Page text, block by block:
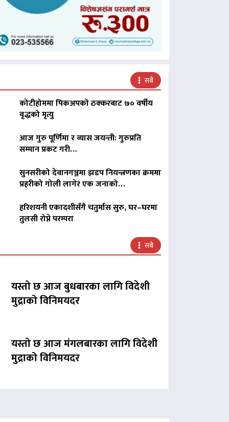
सबै
कोटीहोममा पिकअपको ठक्करबाट ७० वर्षीय
वृद्धको मृत्यु
आज गुरु पूर्णिमा र व्यास जयन्ती: गुरुप्रति
सम्मान प्रकट गरी…
सुनसरीको देवानगञ्जमा झडप नियन्त्रणका क्रममा
प्रहरीको गोली लागेर एक जनाको…
हरिशयनी एकादशीसँगै चतुर्मास सुरु, घर–घरमा
तुलसी रोप्ने परम्परा
सबै
यस्तो छ आज बुधबारका लागि विदेशी
मुद्राको विनिमयदर
यस्तो छ आज मंगलबारका लागि विदेशी
मुद्राको विनिमयदर